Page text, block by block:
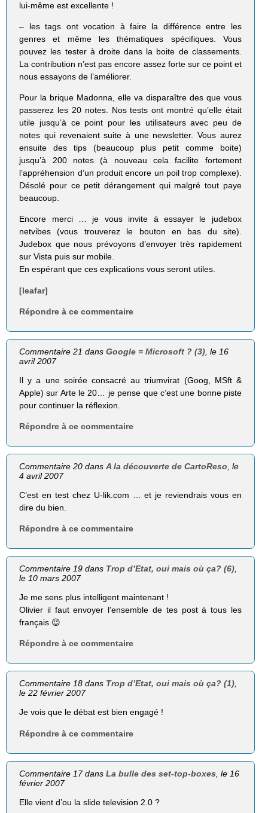
lui-même est excellente !
– les tags ont vocation à faire la différence entre les
genres et même les thématiques spécifiques. Vous
pouvez les tester à droite dans la boite de classements.
La contribution n’est pas encore assez forte sur ce point et
nous essayons de l’améliorer.
Pour la brique Madonna, elle va disparaître des que vous
passerez les 20 notes. Nos tests ont montré qu’elle était
utile jusqu’à ce point pour les utilisateurs avec peu de
notes qui revenaient suite à une newsletter. Vous aurez
ensuite des tips (beaucoup plus petit comme boite)
jusqu’à 200 notes (à nouveau cela facilite fortement
l’appréhension d’un produit encore un poil trop complexe).
Désolé pour ce petit dérangement qui malgré tout paye
beaucoup.
Encore merci … je vous invite à essayer le judebox
netvibes (vous trouverez le bouton en bas du site).
Judebox que nous prévoyons d’envoyer très rapidement
sur Vista puis sur mobile.
En espérant que ces explications vous seront utiles.
[leafar]
Répondre à ce commentaire
Commentaire 21 dansGoogle = Microsoft ? (3) , le 16
avril 2007
Il y a une soirée consacré au triumvirat (Goog, MSft &
Apple) sur Arte le 20… je pense que c’est une bonne piste
pour continuer la réflexion.
Répondre à ce commentaire
Commentaire 20 dansA la découverte de CartoReso , le
4 avril 2007
C’est en test chez U-lik.com … et je reviendrais vous en
dire du bien.
Répondre à ce commentaire
Commentaire 19 dans Trop d’Etat, oui mais où ça? (6)
le 10 mars 2007
Je me sens plus intelligent maintenant !
Olivier il faut envoyer l’ensemble de tes post à tous les
français 😉
Répondre à ce commentaire
Commentaire 18 dans Trop d’Etat, oui mais où ça? (1),
le 22 février 2007
Je vois que le débat est bien engagé !
Répondre à ce commentaire
Commentaire 17 dansLa bulle des set-top-boxes , le 16
février 2007
Elle vient d’ou la slide television 2.0 ?